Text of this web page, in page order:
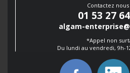
Contactez nous
01 53 27
algam-
*Appel non
Du lundi au vendredi, 9h-